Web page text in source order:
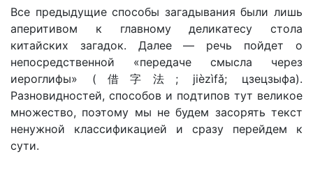
Все предыдущие способы загадывания были лишь
аперитивом к главному деликатесу стола
китайских загадок. Далее — речь пойдет о
непосредственной «передаче смысла через
иероглифы» (借字法; jièzìfǎ; цзецзыфа).
Разновидностей, способов и подтипов тут великое
множество, поэтому мы не будем засорять текст
ненужной классификацией и сразу перейдем к
сути.